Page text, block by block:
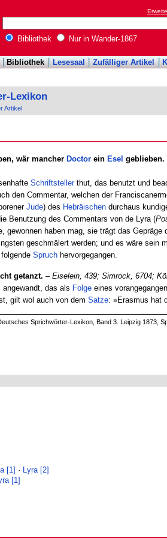
Bibliothek Nur in Wander-1867
Bibliothek Lesesaal Zufälliger Artikel
Lexikon
Artikel
wär mancher Doctorein Esel geblieben.
Schriftstellerthut, das benutzt und
den Commentar, welchen der
Jude) des Hebräischen durchaus
Benutzung des Commentars von de Lyra (
gewonnen haben mag, sie trägt das
geschmälert werden; und es wäre sein
folgendeSpruch hervorgegangen.
getanzt. – Eiselein, 439; Simrock, 6704;
das als Folge eines
gilt wol auch von demSatze: »Erasmus hat
Sprichwörter-Lexikon, Band 3. Leipzig 1873,
[1] · Lyra [2]
[1]